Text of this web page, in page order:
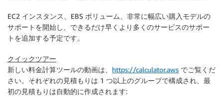
EC2 インスタンス、EBS ボリューム、非常に幅広い購入モデルの
サポートを開始し、できるだけ早くより多くのサービスのサポー
トを追加する予定です。
クイックツアー
新しい料金計算ツールの動画は、 https://calculator.aws でご覧くだ
さい。それぞれの見積もりは 1 つ以上のグループで構成され、最
初の見積もりは自動的に作成されます: